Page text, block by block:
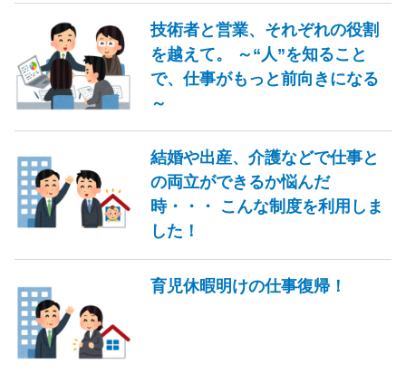
技術者と営業、それぞれの役割
を越えて。 ～“人”を知ること
で、仕事がもっと前向きになる
～
結婚や出産、介護などで仕事と
の両立ができるか悩んだ
時・・・ こんな制度を利用しま
した！
育児休暇明けの仕事復帰！